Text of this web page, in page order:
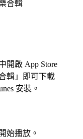
合輯
開啟 App Store
輯」即可下載
安裝。
始播放。